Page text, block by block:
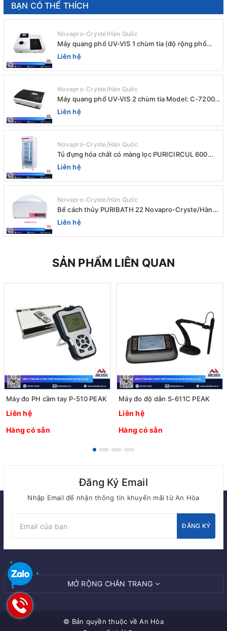
BẠN CÓ THỂ THÍCH
Novapro-Cryste/Hàn Quốc
Máy quang phổ UV-VIS 1 chùm tia (độ rộng phổ
4nm) E-1000UV / Peak
Liên hệ
Novapro-Cryste/Hàn Quốc
Máy quang phổ UV-VIS 2 chùm tia Model: C-7200 /
Peak
Liên hệ
Novapro-Cryste/Hàn Quốc
Tủ đựng hóa chất có màng lọc PURICIRCUL 600
AIRTIGHT Novapro-Cryste/Hàn Quốc
Liên hệ
Novapro-Cryste/Hàn Quốc
Bể cách thủy PURIBATH 22 Novapro-Cryste/Hàn
Quốc
Liên hệ
SẢN PHẨM LIÊN QUAN
Máy đo PH cầm tay P-510 PEAK
Liên hệ
Hàng có sẵn
Máy đo độ dẫn S-611C PEAK
Liên hệ
Hàng có sẵn
Đăng Ký Email
Nhập Email để nhận thông tin khuyến mãi từ An Hòa
ĐĂNG KÝ
MỞ RỘNG CHÂN TRANG
© Bản quyền thuộc vềAn Hòa